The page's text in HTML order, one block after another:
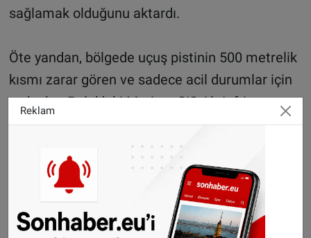
sağlamak olduğunu aktardı.
Öte yandan, bölgede uçuş pistinin 500 metrelik
kısmı zarar gören ve sadece acil durumlar için
açık olan Palu’daki Mutiara SIS Al-Jufrie
Havalimanı’nın ticari uçaklar için kısıtlı olarak
açıldığını bildiren Endonezya Uçuş Navigasyon
Hizmet Kurumu, bölgedeki hava navigasyon
sisteminin zarar görmesi nedeniyle şu ana
kadar ‘’görerek uçuş kuralları’’nın uygulandığını
kaydetti.
Reklam